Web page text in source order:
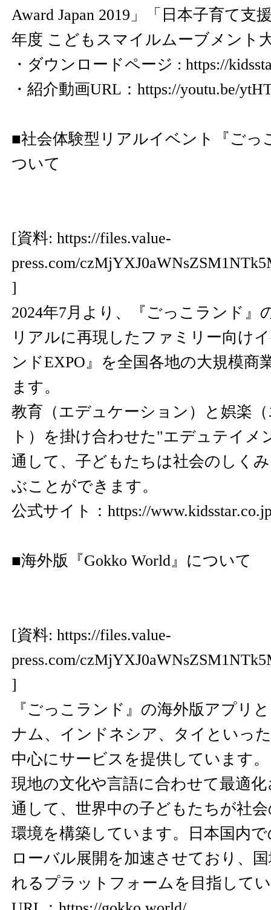
Award Japan 2019」「日本子育て支
年度 こどもスマイルムーブメント
・ダウンロードページ : https://
・紹介動画URL： https://youtu.be/
■社会体験型リアルイベント『ごっ
ついて
[資料: https://files.value-
press.com/
]
2024年7月より、『ごっこランド』
リアルに再現したファミリー向け
ンドEXPO』を全国各地の大規模商
ます。
教育（エデュケーション）と娯楽
ト）を掛け合わせた"エデュテイメ
通して、子どもたちは社会のしく
ぶことができます。
公式サイト： https://
■海外版『Gokko World』について
[資料: https://files.value-
press.com/
]
『ごっこランド』の海外版アプリ
ナム、インドネシア、タイといっ
中心にサービスを提供しています。
現地の文化や言語に合わせて最適
通して、世界中の子どもたちが社
環境を構築しています。日本国内
ローバル展開を加速させており、
れるプラットフォームを目指して